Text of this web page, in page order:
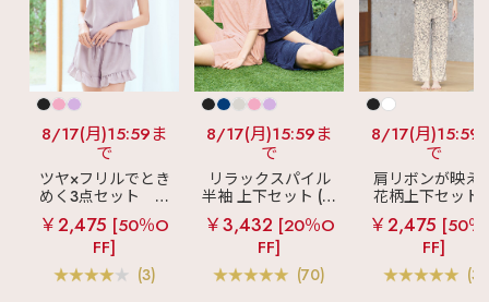
8/17(月)15:59ま
で
ツヤ×フリルでとき
めく3点セット
シ
ルキー ショートパ
ンツ 3点セット
￥2,475 [50％O
FF]
(3)
8/17(月)15:59ま
で
リラックスパイル
半袖 上下セット (男
女兼用サイズ)
￥3,432 [20％O
FF]
(70)
8/17(月)15:59
で
肩リボンが映え
花柄上下セット
メニーフラワー
ングパンツ 上下
ット
￥2,475 [50
FF]
(3)